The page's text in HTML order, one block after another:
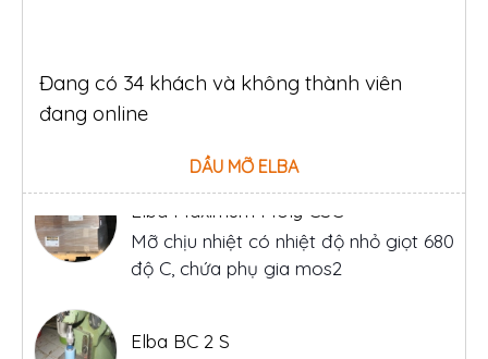
Đang có 34 khách và không thành viên
đang online
DẦU MỠ ELBA
Elba BC 2 S
Mỡ tốc độ cao, hệ số tốc độ